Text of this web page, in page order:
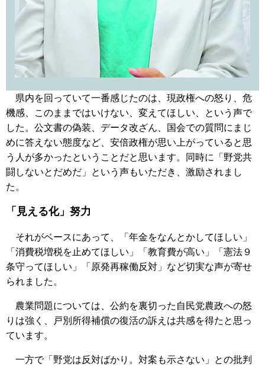
県内を回っていて一番感じたのは、現政権への怒り、危
機感、このままではいけない、変えてほしい、という声で
した。公文書の偽装、データ改ざん、国会での質問にまじ
めに答えない態度など、安倍政権が思い上がっていると思
う人が多かったということだと思います。同時に「野党共
闘しないとだめだ」という声もいただき、激励されまし
た。
「見える化」努力
それがベースにあって、「年金をなんとかしてほしい」
「消費税増税を止めてほしい」「教育費が高い」「憲法９
条守ってほしい」「原発再稼働反対」など切実な声が寄せ
られました。
農業問題については、公約を裏切った自民党農政への怒
りは強く、戸別所得補償の復活の訴えは共感を得たと思っ
ています。
一方で「野党は反対ばかり。対案も示さない」との批判